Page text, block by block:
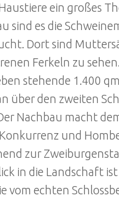
ein großes
sind es die
Dort sind
Ferkeln zu sehen.
stehende 1.400
über den zweiten
Nachbau macht
und
zur
in die Landschaft
vom echten